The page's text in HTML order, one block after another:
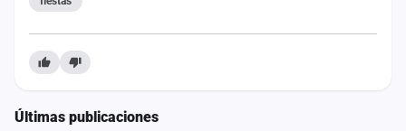
Últimas publicaciones
ESTADO